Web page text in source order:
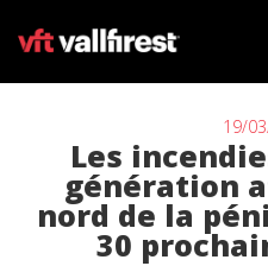
Commencer la
User*
Mot de passe *
Équipement de protection
Sacs d'intervention
19/
Les
génération
nord de la
30